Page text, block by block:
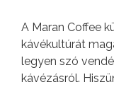
A Maran Coffee
kávékultúrát
legyen szó
kávézásról.